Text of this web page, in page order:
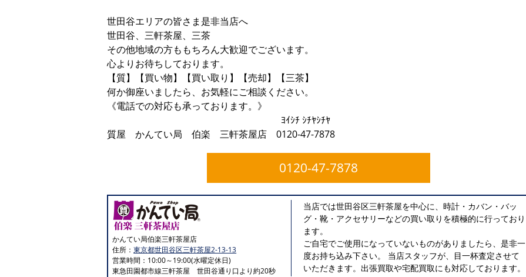
世田谷エリアの皆さま是非当店へ
世田谷、三軒茶屋、三茶
その他地域の方ももちろん大歓迎でございます。
心よりお待ちしております。
【質】【買い物】【買い取り】【売却】【三茶】
何か御座いましたら、お気軽にご相談ください。
《電話での対応も承っております。》
ﾖｲｼﾁ ｼﾁﾔｼﾁﾔ
質屋 かんてい局 伯楽 三軒茶屋店 0120-47-7878
0120-47-7878
かんてい局伯楽三軒茶屋店
住所：東京都世田谷区三軒茶屋2-13-13
営業時間：10:00～19:00(水曜定休日)
東急田園都市線三軒茶屋 世田谷通り口より約20秒
当店では世田谷区三軒茶屋を中心に、時計・カバン・バッ
グ・靴・アクセサリーなどの買い取りを積極的に行っており
ます。
ご自宅でご使用になっていないものがありましたら、是非一
度お持ち込み下さい。 当店スタッフが、目一杯査定させて
いただきます。出張買取や宅配買取にも対応しております。